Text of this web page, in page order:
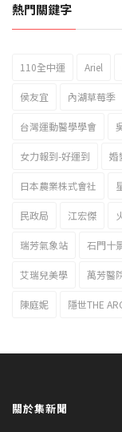
2023新北市北
熱門關鍵字
110全中運 Ariel
侯友宜 內湖草莓季
台灣運動醫學學會
女力報到-好運到 婚
日本農業株式會社
民政局 江宏傑
瑞芳氣象站 石門十
艾瑞兒美學 萬芳醫
陳庭妮 隱世THE
關於集新聞